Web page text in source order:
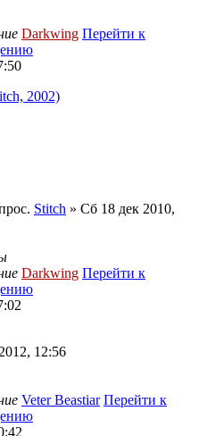
Darkwing Перейти к
2002)
Stitch » Сб 18 дек 2010,
Darkwing Перейти к
12:56
Veter Beastiar Перейти к